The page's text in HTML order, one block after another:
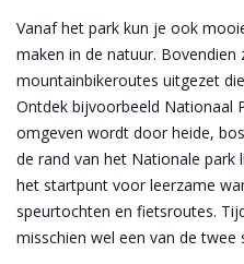
Vanaf het park kun je ook
maken in de natuur.
mountainbikeroutes uitgezet
Ontdek bijvoorbeeld Nationaal
omgeven wordt door heide,
de rand van het Nationale park
het startpunt voor leerzame
speurtochten en fietsroutes.
misschien wel een van de twee